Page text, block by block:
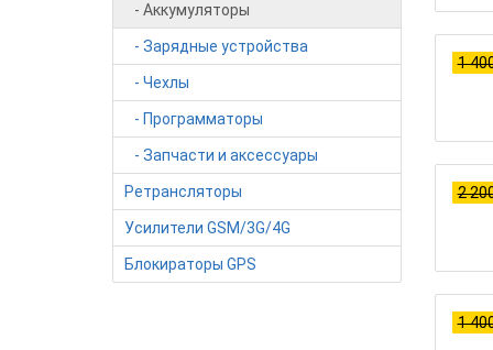
- Аккумуляторы
- Зарядные устройства
- Чехлы
- Программаторы
- Запчасти и аксессуары
Ретрансляторы
Усилители GSM/3G/4G
Блокираторы GPS
1
2
1